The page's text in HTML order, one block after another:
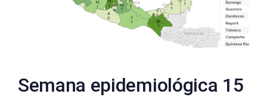
Semana epidemiológica 15